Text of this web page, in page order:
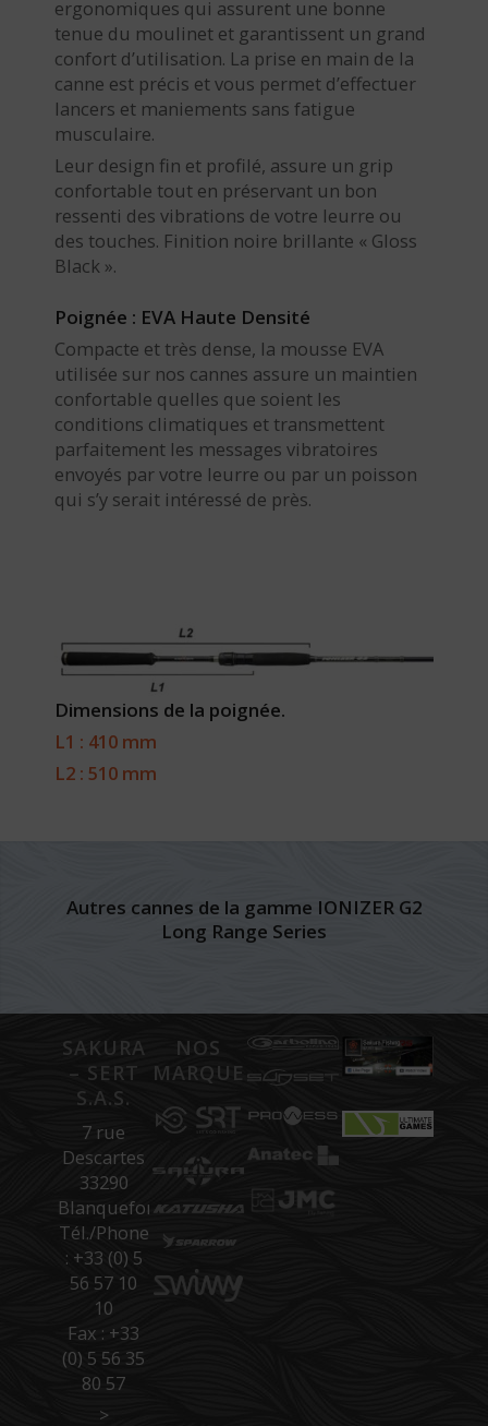
ergonomiques qui assurent une bonne
tenue du moulinet et garantissent un grand
confort d’utilisation. La prise en main de la
canne est précis et vous permet d’effectuer
lancers et maniements sans fatigue
musculaire.
Leur design fin et profilé, assure un grip
confortable tout en préservant un bon
ressenti des vibrations de votre leurre ou
des touches. Finition noire brillante « Gloss
Black ».
Poignée : EVA Haute Densité
Compacte et très dense, la mousse EVA
utilisée sur nos cannes assure un maintien
confortable quelles que soient les
conditions climatiques et transmettent
parfaitement les messages vibratoires
envoyés par votre leurre ou par un poisson
qui s’y serait intéressé de près.
Dimensions de la poignée.
L1 : 410 mm
L2 : 510 mm
Autres cannes de la gamme IONIZER G2
Long Range Series
SAKURA
– SERT
S.A.S.
7 rue
Descartes
33290
Blanquefort
Tél./Phone
: +33 (0) 5
56 57 10
10
Fax : +33
(0) 5 56 35
80 57
>
NOS
MARQUES